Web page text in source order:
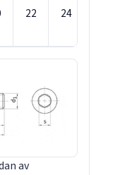
22 24
av